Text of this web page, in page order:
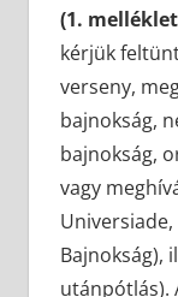
(1.
kérjük
verseny,
bajnokság,
bajnokság,
vagy
Bajnokság),
utánpótlás).